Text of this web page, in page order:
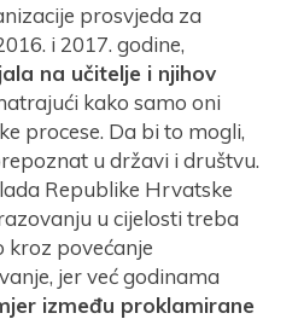
prosvjeda za
i 2017. godine,
na učitelje i njihov
kako samo oni
procese. Da bi to mogli,
u državi i društvu.
Republike Hrvatske
u cijelosti treba
kroz povećanje
jer već godinama
između proklamirane